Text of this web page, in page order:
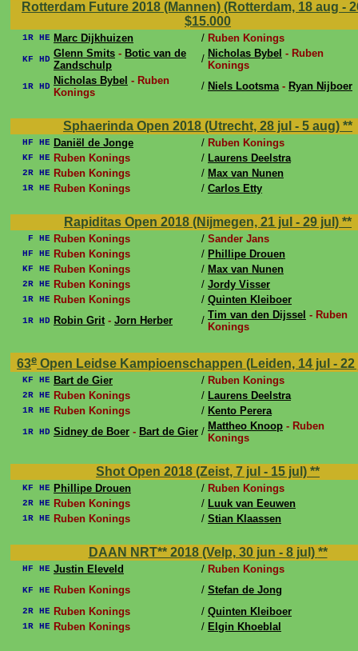
Rotterdam Future 2018 (Mannen) (Rotterdam, 18 aug -
$15.000
1R HE Marc Dijkhuizen / Ruben Konings
KF HD Glenn Smits - Botic van de
Zandschulp
/ Nicholas Bybel - Ruben
Konings
1R HD Nicholas Bybel - Ruben
Konings
/ Niels Lootsma- Ryan Nijboer
Sphaerinda Open 2018 (Utrecht, 28 jul - 5 aug) **
HF HE Daniël de Jonge / Ruben Konings
KF HE Ruben Konings / Laurens Deelstra
2R HE Ruben Konings / Max van Nunen
1R HE Ruben Konings / Carlos Etty
Rapiditas Open 2018 (Nijmegen, 21 jul - 29 jul) **
F HE Ruben Konings / Sander Jans
HF HE Ruben Konings / Phillipe Drouen
KF HE Ruben Konings / Max van Nunen
2R HE Ruben Konings / Jordy Visser
1R HE Ruben Konings / Quinten Kleiboer
1R HD Robin Grit- Jorn Herber / Tim van den Dijssel - Ruben
Konings
63e Open Leidse Kampioenschappen (Leiden, 14 jul -
KF HE Bart de Gier / Ruben Konings
2R HE Ruben Konings / Laurens Deelstra
1R HE Ruben Konings / Kento Perera
1R HD Sidney de Boer - Bart de Gier / Mattheo Knoop - Ruben
Konings
Shot Open 2018 (Zeist, 7 jul - 15 jul) **
KF HE Phillipe Drouen / Ruben Konings
2R HE Ruben Konings / Luuk van Eeuwen
1R HE Ruben Konings / Stian Klaassen
DAAN NRT** 2018 (Velp, 30 jun - 8 jul) **
HF HE Justin Eleveld / Ruben Konings
KF HE Ruben Konings / Stefan de Jong
2R HE Ruben Konings / Quinten Kleiboer
1R HE Ruben Konings / Elgin Khoeblal